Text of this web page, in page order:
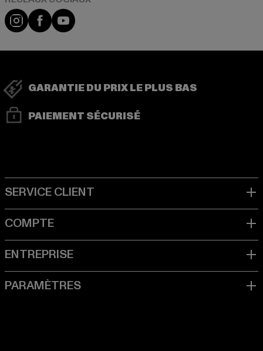
Visit our Instagram page:
Visit our Facebook page:
Visit our YouTube channel:
GARANTIE DU PRIX LE PLUS BAS
PAIEMENT SÉCURISÉ